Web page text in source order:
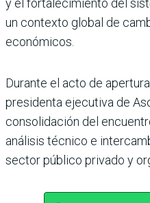
y el fortalecimiento del
un contexto global de
económicos.
Durante el acto de
presidenta ejecutiva de
consolidación del
análisis técnico e
sector público privado y